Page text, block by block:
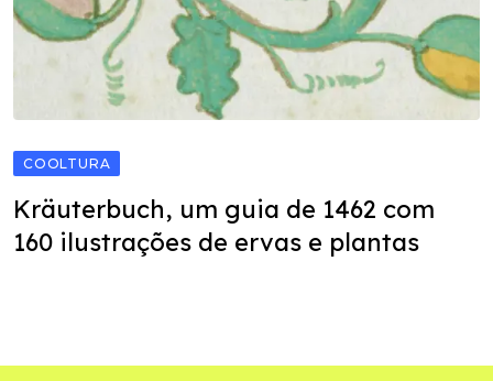
COOLTURA
Kräuterbuch, um guia de 1462 com
160 ilustrações de ervas e plantas